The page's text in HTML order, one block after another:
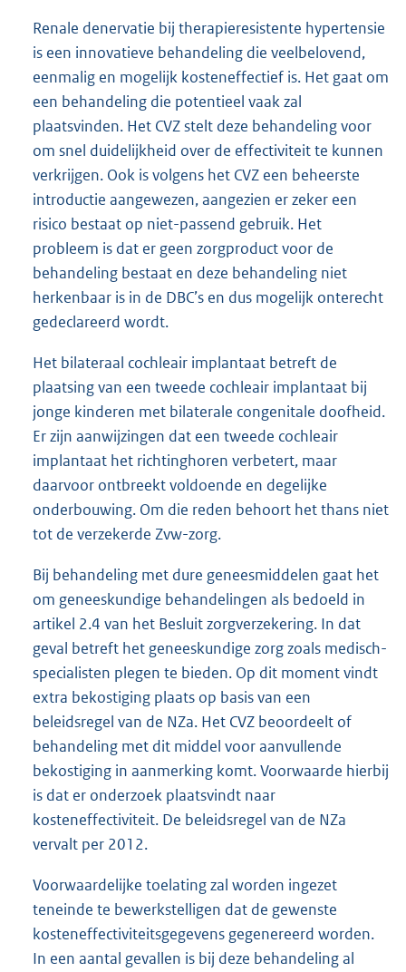
Renale denervatie bij therapieresistente hypertensie
is een innovatieve behandeling die veelbelovend,
eenmalig en mogelijk kosteneffectief is. Het gaat om
een behandeling die potentieel vaak zal
plaatsvinden. Het CVZ stelt deze behandeling voor
om snel duidelijkheid over de effectiviteit te kunnen
verkrijgen. Ook is volgens het CVZ een beheerste
introductie aangewezen, aangezien er zeker een
risico bestaat op niet-passend gebruik. Het
probleem is dat er geen zorgproduct voor de
behandeling bestaat en deze behandeling niet
herkenbaar is in de DBC’s en dus mogelijk onterecht
gedeclareerd wordt.
Het bilateraal cochleair implantaat betreft de
plaatsing van een tweede cochleair implantaat bij
jonge kinderen met bilaterale congenitale doofheid.
Er zijn aanwijzingen dat een tweede cochleair
implantaat het richtinghoren verbetert, maar
daarvoor ontbreekt voldoende en degelijke
onderbouwing. Om die reden behoort het thans niet
tot de verzekerde Zvw-zorg.
Bij behandeling met dure geneesmiddelen gaat het
om geneeskundige behandelingen als bedoeld in
artikel 2.4 van het Besluit zorgverzekering. In dat
geval betreft het geneeskundige zorg zoals medisch-
specialisten plegen te bieden. Op dit moment vindt
extra bekostiging plaats op basis van een
beleidsregel van de NZa. Het CVZ beoordeelt of
behandeling met dit middel voor aanvullende
bekostiging in aanmerking komt. Voorwaarde hierbij
is dat er onderzoek plaatsvindt naar
kosteneffectiviteit. De beleidsregel van de NZa
vervalt per 2012.
Voorwaardelijke toelating zal worden ingezet
teneinde te bewerkstelligen dat de gewenste
kosteneffectiviteitsgegevens gegenereerd worden.
In een aantal gevallen is bij deze behandeling al